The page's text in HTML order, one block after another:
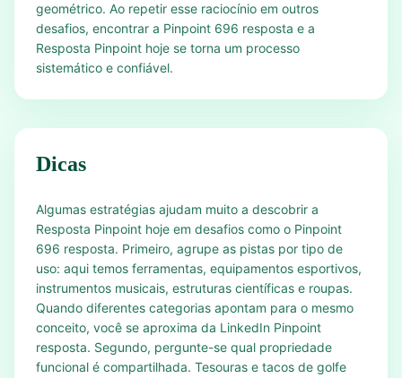
geométrico. Ao repetir esse raciocínio em outros
desafios, encontrar a Pinpoint 696 resposta e a
Resposta Pinpoint hoje se torna um processo
sistemático e confiável.
Dicas
Algumas estratégias ajudam muito a descobrir a
Resposta Pinpoint hoje em desafios como o Pinpoint
696 resposta. Primeiro, agrupe as pistas por tipo de
uso: aqui temos ferramentas, equipamentos esportivos,
instrumentos musicais, estruturas científicas e roupas.
Quando diferentes categorias apontam para o mesmo
conceito, você se aproxima da LinkedIn Pinpoint
resposta. Segundo, pergunte-se qual propriedade
funcional é compartilhada. Tesouras e tacos de golfe